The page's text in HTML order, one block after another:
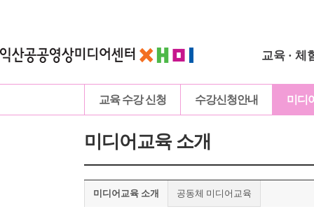
교육 · 체
교육 수강 신청 수강신청안내 미디
미디어교육 소개
미디어교육 소개 공동체 미디어교육